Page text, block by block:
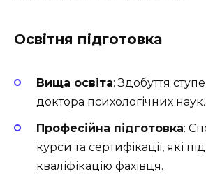
Освітня підготовка
Вища освіта: Здобуття
доктора психологічних наук.
Професійна підготовка:
курси та сертифікації, які
кваліфікацію фахівця.